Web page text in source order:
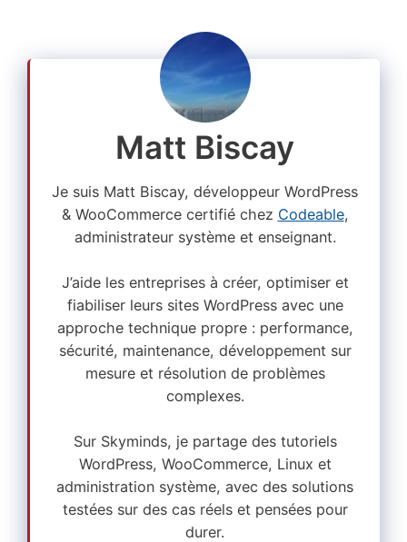
Matt Biscay
Je suis Matt Biscay, développeur WordPress
& WooCommerce certifié chez Codeable,
administrateur système et enseignant.
J’aide les entreprises à créer, optimiser et
fiabiliser leurs sites WordPress avec une
approche technique propre : performance,
sécurité, maintenance, développement sur
mesure et résolution de problèmes
complexes.
Sur Skyminds, je partage des tutoriels
WordPress, WooCommerce, Linux et
administration système, avec des solutions
testées sur des cas réels et pensées pour
durer.